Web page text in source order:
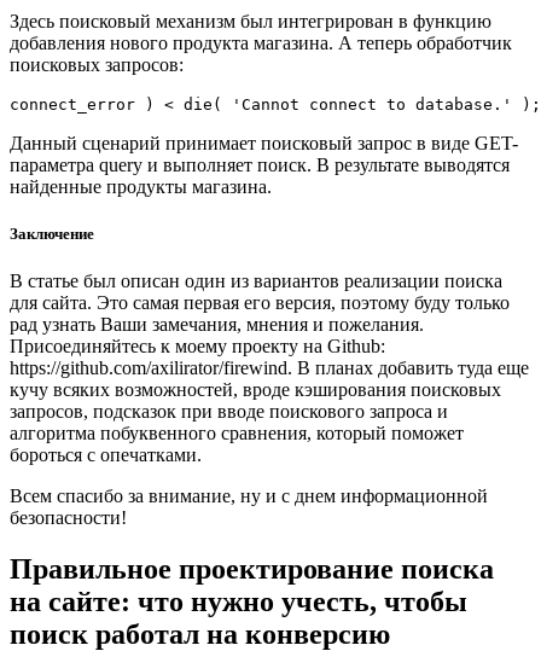
Здесь поисковый механизм был интегрирован в функцию
добавления нового продукта магазина. А теперь обработчик
поисковых запросов:
connect_error ) < die( 'Cannot connect to database.'
Данный сценарий принимает поисковый запрос в виде GET-
параметра query и выполняет поиск. В результате выводятся
найденные продукты магазина.
Заключение
В статье был описан один из вариантов реализации поиска
для сайта. Это самая первая его версия, поэтому буду только
рад узнать Ваши замечания, мнения и пожелания.
Присоединяйтесь к моему проекту на Github:
https://github.com/axilirator/firewind. В планах добавить туда еще
кучу всяких возможностей, вроде кэширования поисковых
запросов, подсказок при вводе поискового запроса и
алгоритма побуквенного сравнения, который поможет
бороться с опечатками.
Всем спасибо за внимание, ну и с днем информационной
безопасности!
Правильное проектирование поиска
на сайте: что нужно учесть, чтобы
поиск работал на конверсию